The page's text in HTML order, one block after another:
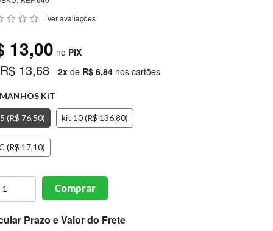
Ver avaliações
13,00 no PIX
13,68 2xde R$ 6,84nos cartões
KIT
(R$ 76,50) kit 10 (R$ 136,80)
(R$ 17,10)
Comprar
Prazo e Valor do Frete